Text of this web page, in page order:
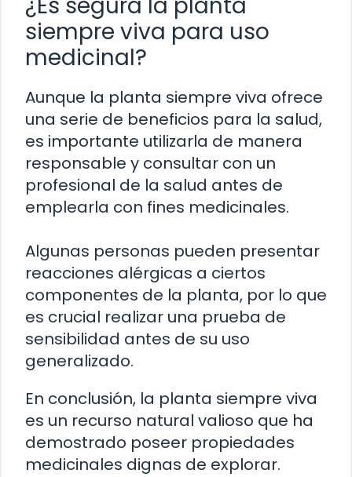
siempre viva para uso
medicinal?
Aunque la planta siempre viva ofrece
una serie de beneficios para la salud,
es importante utilizarla de manera
responsable y consultar con un
profesional de la salud antes de
emplearla con fines medicinales.
Algunas personas pueden presentar
reacciones alérgicas a ciertos
componentes de la planta, por lo que
es crucial realizar una prueba de
sensibilidad antes de su uso
generalizado.
En conclusión, la planta siempre viva
es un recurso natural valioso que ha
demostrado poseer propiedades
medicinales dignas de explorar.